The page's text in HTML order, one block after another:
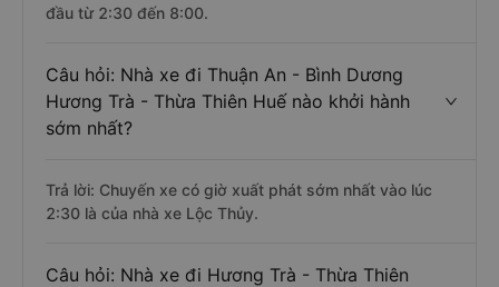
đầu từ 2:30 đến 8:00.
Câu hỏi: Nhà xe đi Thuận An - Bình Dương
Hương Trà - Thừa Thiên Huế nào khởi hành
sớm nhất?
Trả lời: Chuyến xe có giờ xuất phát sớm nhất vào lúc
2:30 là của nhà xe Lộc Thủy.
Câu hỏi: Nhà xe đi Hương Trà - Thừa Thiên